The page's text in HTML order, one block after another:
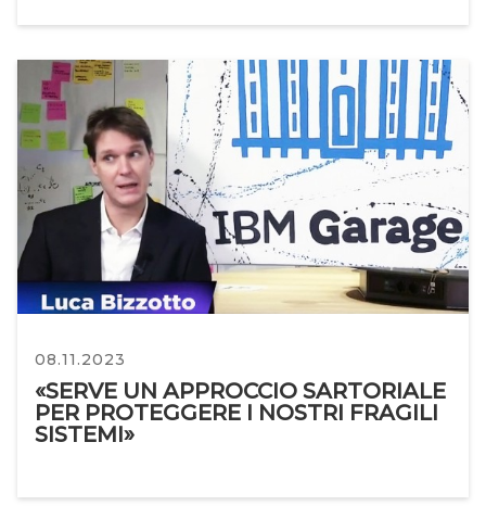
08.11.2023
«SERVE UN APPROCCIO SARTORIALE
PER PROTEGGERE I NOSTRI FRAGILI
SISTEMI»